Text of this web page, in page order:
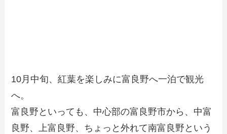
10月中旬、紅葉を楽しみに富良野へ一泊で観光
へ。
富良野といっても、中心部の富良野市から、中富
良野、上富良野、ちょっと外れて南富良野という